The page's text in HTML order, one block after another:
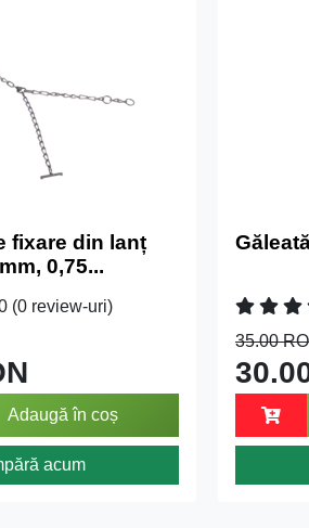
fixare din lanț
0,75...
(0 review-uri)
Adaugă în coș
acum
35.00